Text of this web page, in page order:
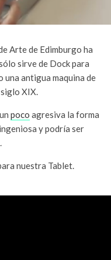
Arte de Edimburgo ha
sirve de Dock para
una antigua maquina de
XIX.
poco agresiva la forma
y podría ser
nuestra Tablet.